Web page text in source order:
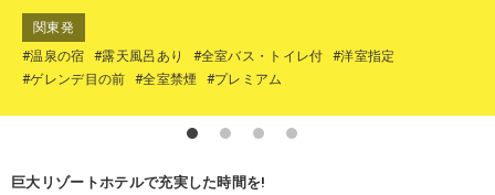
関東発
#温泉の宿
#露天風呂あり #全室バス・トイレ付
#洋室指定
#ゲレンデ目の前
#全室禁煙 #プレミアム
巨大リゾートホテルで充実した時間を!